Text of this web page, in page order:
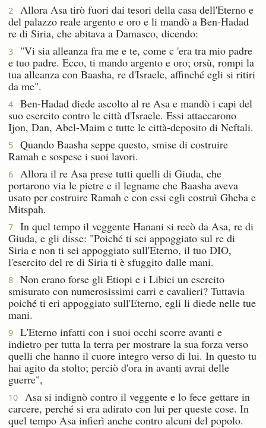
2
Allora Asa tirò fuori dai tesori della casa dell'Eterno e
del palazzo reale argento e oro e li mandò a Ben-Hadad
re di Siria, che abitava a Damasco, dicendo:
3
"Vi sia alleanza fra me e te, come c 'era tra mio padre
e tuo padre. Ecco, ti mando argento e oro; orsù, rompi la
tua alleanza con Baasha, re d'Israele, affinché egli si ritiri
da me".
4
Ben-Hadad diede ascolto al re Asa e mandò i capi del
suo esercito contro le città d'Israele. Essi attaccarono
Ijon, Dan, Abel-Maim e tutte le città-deposito di Neftali.
5
Quando Baasha seppe questo, smise di costruire
Ramah e sospese i suoi lavori.
6
Allora il re Asa prese tutti quelli di Giuda, che
portarono via le pietre e il legname che Baasha aveva
usato per costruire Ramah e con essi egli costruì Gheba e
Mitspah.
7
In quel tempo il veggente Hanani si recò da Asa, re di
Giuda, e gli disse: "Poiché ti sei appoggiato sul re di
Siria e non ti sei appoggiato sull'Eterno, il tuo DIO,
l'esercito del re di Siria ti è sfuggito dalle mani.
8
Non erano forse gli Etiopi e i Libici un esercito
smisurato con numerosissimi carri e cavalieri? Tuttavia
poiché ti eri appoggiato sull'Eterno, egli li diede nelle tue
mani.
9
L'Eterno infatti con i suoi occhi scorre avanti e
indietro per tutta la terra per mostrare la sua forza verso
quelli che hanno il cuore integro verso di lui. In questo tu
hai agito da stolto; perciò d'ora in avanti avrai delle
guerre",
10
Asa si indignò contro il veggente e lo fece gettare in
carcere, perché si era adirato con lui per queste cose. In
quel tempo Asa infierì anche contro alcuni del popolo.